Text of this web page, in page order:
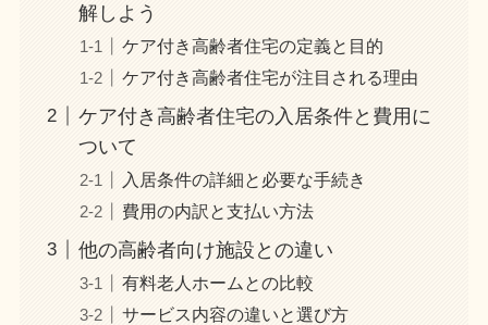
解しよう
ケア付き高齢者住宅の定義と目的
ケア付き高齢者住宅が注目される理由
ケア付き高齢者住宅の入居条件と費用に
ついて
入居条件の詳細と必要な手続き
費用の内訳と支払い方法
他の高齢者向け施設との違い
有料老人ホームとの比較
サービス内容の違いと選び方